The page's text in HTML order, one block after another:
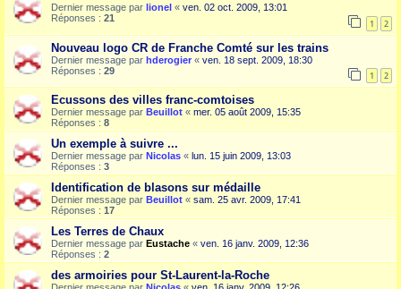
Dernier message par lionel « ven. 02 oct. 2009, 13:01
Réponses : 21 1 2
Nouveau logo CR de Franche Comté sur les trains
Dernier message par hderogier « ven. 18 sept. 2009, 18:30
Réponses : 29 1 2
Ecussons des villes franc-comtoises
Dernier message par Beuillot « mer. 05 août 2009, 15:35
Réponses : 8
Un exemple à suivre ...
Dernier message par Nicolas « lun. 15 juin 2009, 13:03
Réponses : 3
Identification de blasons sur médaille
Dernier message par Beuillot « sam. 25 avr. 2009, 17:41
Réponses : 17
Les Terres de Chaux
Dernier message par Eustache « ven. 16 janv. 2009, 12:36
Réponses : 2
des armoiries pour St-Laurent-la-Roche